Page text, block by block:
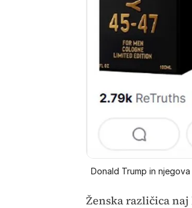
Donald Trump in
Ženska različica